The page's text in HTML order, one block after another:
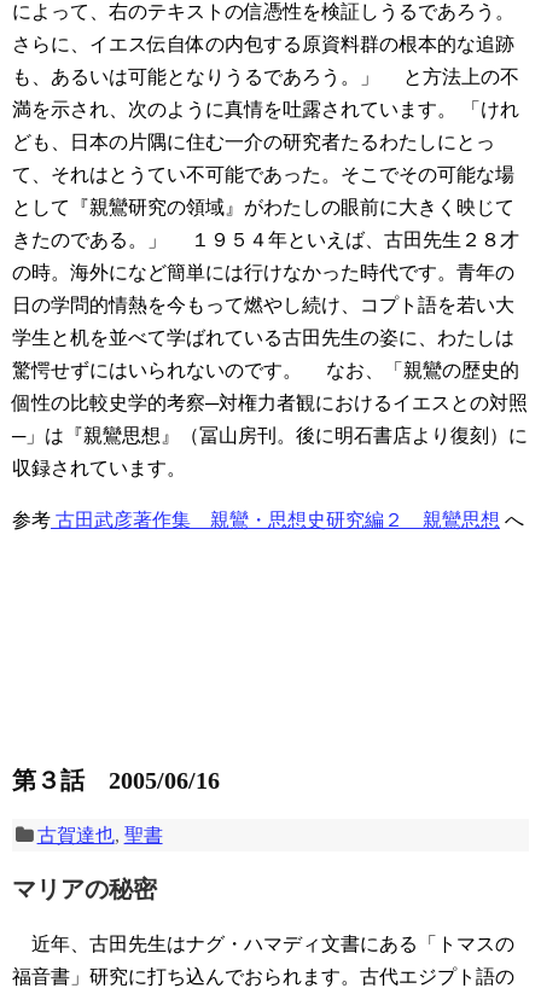
によって、右のテキストの信憑性を検証しうるであろう。
さらに、イエス伝自体の内包する原資料群の根本的な追跡
も、あるいは可能となりうるであろう。」
と方法上の不
満を示され、次のように真情を吐露されています。
「けれ
ども、日本の片隅に住む一介の研究者たるわたしにとっ
て、それはとうてい不可能であった。そこでその可能な場
として『親鸞研究の領域』がわたしの眼前に大きく映じて
きたのである。」
１９５４年といえば、古田先生２８才
の時。海外になど簡単には行けなかった時代です。青年の
日の学問的情熱を今もって燃やし続け、コプト語を若い大
学生と机を並べて学ばれている古田先生の姿に、わたしは
驚愕せずにはいられないのです。
なお、「親鸞の歴史的
個性の比較史学的考察─対権力者観におけるイエスとの対照
─」は『親鸞思想』（冨山房刊。後に明石書店より復刻）に
収録されています。
参考 古田武彦著作集 親鸞・思想史研究編２ 親鸞思想 へ
第３話 2005/06/16
古賀達也, 聖書
マリアの秘密
近年、古田先生はナグ・ハマディ文書にある「トマスの
福音書」研究に打ち込んでおられます。古代エジプト語の